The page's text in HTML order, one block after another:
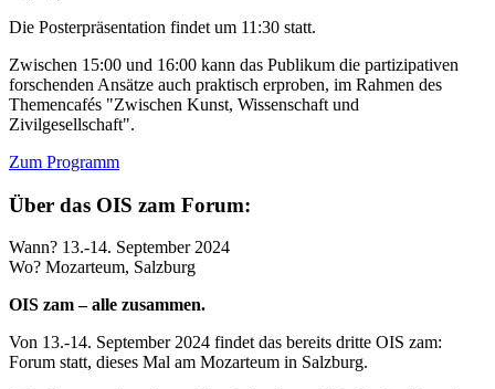
Die Posterpräsentation findet um 11:30 statt.
Zwischen 15:00 und 16:00 kann das Publikum die partizipativen
forschenden Ansätze auch praktisch erproben, im Rahmen des
Themencafés "Zwischen Kunst, Wissenschaft und
Zivilgesellschaft".
Zum Programm
Über das OIS zam Forum:
Wann? 13.-14. September 2024
Wo? Mozarteum, Salzburg
OIS zam – alle zusammen.
Von 13.-14. September 2024 findet das bereits dritte OIS zam:
Forum statt, dieses Mal am Mozarteum in Salzburg.